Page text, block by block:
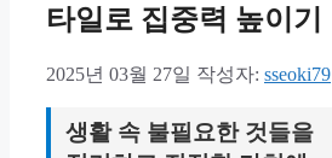
타일로 집중력 높이기
2025년 03월 27일 작성자: sseoki79
생활 속 불필요한 것들을